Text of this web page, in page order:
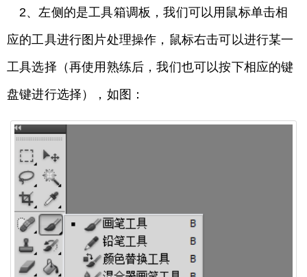
2、左侧的是工具箱调板，我们可以用鼠标单击相
应的工具进行图片处理操作，鼠标右击可以进行某一
工具选择（再使用熟练后，我们也可以按下相应的键
盘键进行选择），如图：